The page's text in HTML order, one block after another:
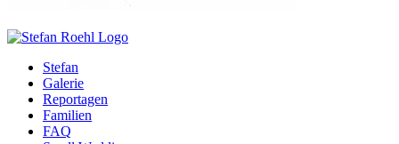
Stefan
Galerie
Reportagen
Familien
FAQ